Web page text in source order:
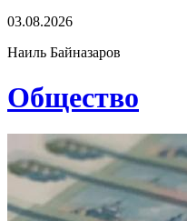
03.08.2026
Наиль Байназаров
Общество